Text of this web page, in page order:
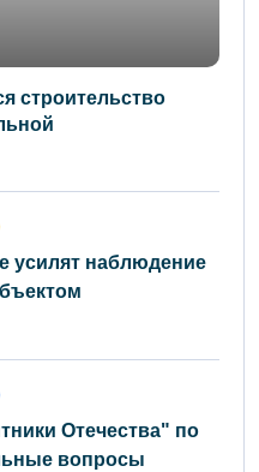
строительство
усилят наблюдение
Отечества" по
вопросы